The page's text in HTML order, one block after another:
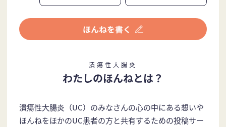
潰瘍性大腸炎
わたしのほんねとは？
潰瘍性大腸炎（UC）のみなさんの心の中にある想いや
ほんねをほかのUC患者の方と共有するための投稿サー